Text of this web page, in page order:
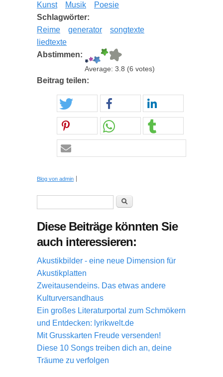
Kunst
Musik
Poesie
Schlagwörter:
Reime
generator
songtexte
liedtexte
Abstimmen:
Average: 3.8 (6 votes)
Beitrag teilen:
Blog von admin
Suche
Diese Beiträge könnten Sie
auch interessieren:
Akustikbilder - eine neue Dimension für
Akustikplatten
Zweitausendeins. Das etwas andere
Kulturversandhaus
Ein großes Literaturportal zum Schmökern
und Entdecken: lyrikwelt.de
Mit Grusskarten Freude versenden!
Diese 10 Songs treiben dich an, deine
Träume zu verfolgen